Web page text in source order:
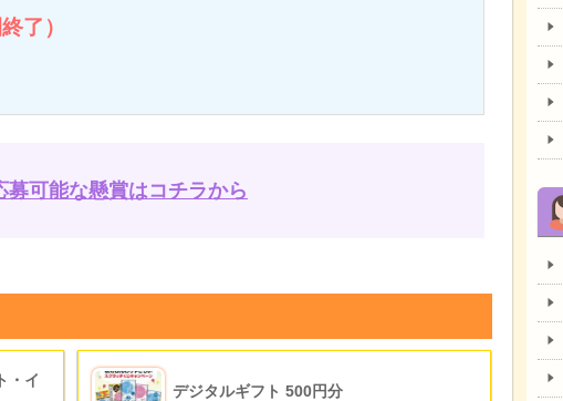
了）
募可能な懸賞はコチラから
・イ
デジタルギフト 500円分